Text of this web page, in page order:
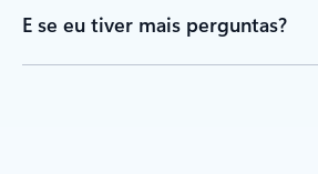
E se eu tiver mais perguntas?